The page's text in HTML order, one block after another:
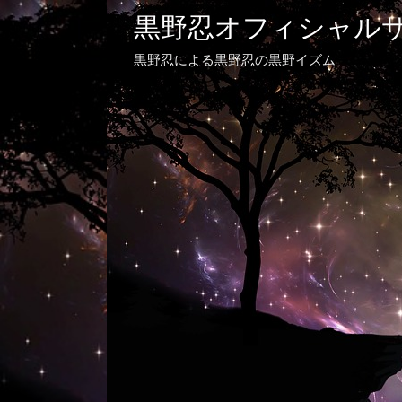
黒野忍オフィシャル
黒野忍による黒野忍の黒野イズム